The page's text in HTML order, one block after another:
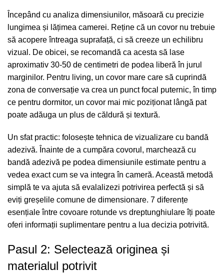
Începând cu analiza dimensiunilor, măsoară cu precizie
lungimea și lățimea camerei. Reține că un covor nu trebuie
să acopere întreaga suprafață, ci să creeze un echilibru
vizual. De obicei, se recomandă ca acesta să lase
aproximativ 30-50 de centimetri de podea liberă în jurul
marginilor. Pentru living, un covor mare care să cuprindă
zona de conversație va crea un punct focal puternic, în timp
ce pentru dormitor, un covor mai mic poziționat lângă pat
poate adăuga un plus de căldură și textură.
Un sfat practic: folosește tehnica de vizualizare cu bandă
adezivă. Înainte de a cumpăra covorul, marchează cu
bandă adezivă pe podea dimensiunile estimate pentru a
vedea exact cum se va integra în cameră. Această metodă
simplă te va ajuta să evalalizezi potrivirea perfectă și să
eviți greșelile comune de dimensionare. 7 diferențe
esențiale între covoare rotunde vs dreptunghiulareîți poate
oferi informații suplimentare pentru a lua decizia potrivită.
Pasul 2: Selectează originea și
materialul potrivit